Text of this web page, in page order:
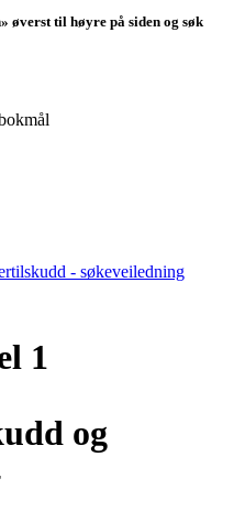
øverst til høyre på siden og søk
- søkeveiledning
1
og